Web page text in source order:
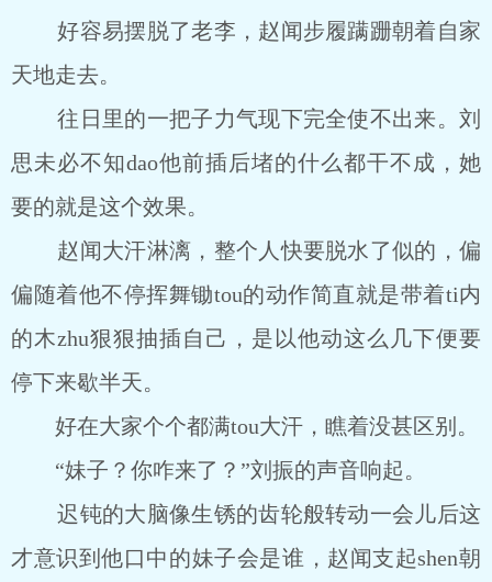
好容易摆脱了老李，赵闻步履蹒跚朝着自家
天地走去。
往日里的一把子力气现下完全使不出来。刘
思未必不知dao他前插后堵的什么都干不成，她
要的就是这个效果。
赵闻大汗淋漓，整个人快要脱水了似的，偏
偏随着他不停挥舞锄tou的动作简直就是带着ti内
的木zhu狠狠抽插自己，是以他动这么几下便要
停下来歇半天。
好在大家个个都满tou大汗，瞧着没甚区别。
“妹子？你咋来了？”刘振的声音响起。
迟钝的大脑像生锈的齿轮般转动一会儿后这
才意识到他口中的妹子会是谁，赵闻支起shen朝